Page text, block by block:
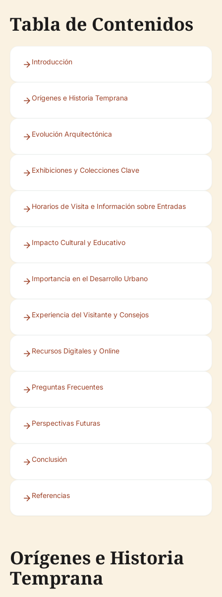
Tabla de Contenidos
Introducción
Orígenes e Historia Temprana
Evolución Arquitectónica
Exhibiciones y Colecciones Clave
Horarios de Visita e Información sobre Entradas
Impacto Cultural y Educativo
Importancia en el Desarrollo Urbano
Experiencia del Visitante y Consejos
Recursos Digitales y Online
Preguntas Frecuentes
Perspectivas Futuras
Conclusión
Referencias
Orígenes e Historia
Temprana